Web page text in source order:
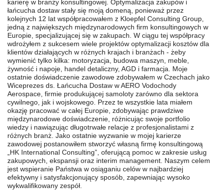
karierę w branży konsultingowej. Optymalizacja zakupów i
łańcucha dostaw stały się moją domeną, ponieważ przez
kolejnych 12 lat współpracowałem z Kloepfel Consulting Group,
jedną z największych międzynarodowych firm konsultingowych w
Europie, specjalizującej się w zakupach. W ciągu tej współpracy
wdrożyłem z sukcesem wiele projektów optymalizacji kosztów dla
klientów działających w różnych krajach i branżach - żeby
wymienić tylko kilka: motoryzacja, budowa maszyn, meble,
żywność i napoje, handel detaliczny, AGD i farmacja. Moje
ostatnie doświadczenie zawodowe zdobywałem w Czechach jako
Wiceprezes ds. Łańcucha Dostaw w AERO Vodochody
Aerospace, firmie produkującej samoloty zarówno dla sektora
cywilnego, jak i wojskowego. Przez te wszystkie lata miałem
okazję pracować w całej Europie, zdobywając prawdziwe
międzynarodowe doświadczenie, różnicując swoje portfolio
wiedzy i nawiązując długotrwałe relacje z profesjonalistami z
różnych branż. Jako ostatnie wyzwanie w mojej karierze
zawodowej postanowiłem stworzyć własną firmę konsultingową
„HK International Consulting”, oferującą pomoc w zakresie usług
zakupowych, ekspansji oraz interim management. Naszym celem
jest wspieranie Państwa w osiąganiu celów w najbardziej
efektywny i satysfakcjonujący sposób, zapewniając wysoko
wykwalifikowany zespół.